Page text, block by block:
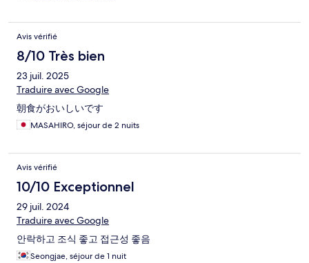
Avis vérifié
8/10 Très bien
23 juil. 2025
Traduire avec Google
朝食がおいしいです
MASAHIRO, séjour de 2 nuits
Avis vérifié
10/10 Exceptionnel
29 juil. 2024
Traduire avec Google
안락하고 조식 좋고 접근성 좋음
Seongjae, séjour de 1 nuit